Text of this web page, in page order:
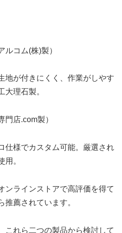
コム(株)製）
地が付きにくく、作業がしやす
大理石製。
店.com製）
仕様でカスタム可能。厳選され
用。
ンラインストアで高評価を得て
推薦されています。
これら二つの製品から検討して